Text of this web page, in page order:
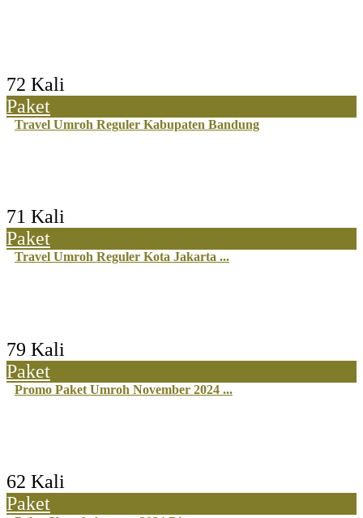
72 Kali
Paket
Travel Umroh Reguler Kabupaten Bandung
71 Kali
Paket
Travel Umroh Reguler Kota Jakarta ...
79 Kali
Paket
Promo Paket Umroh November 2024 ...
62 Kali
Paket